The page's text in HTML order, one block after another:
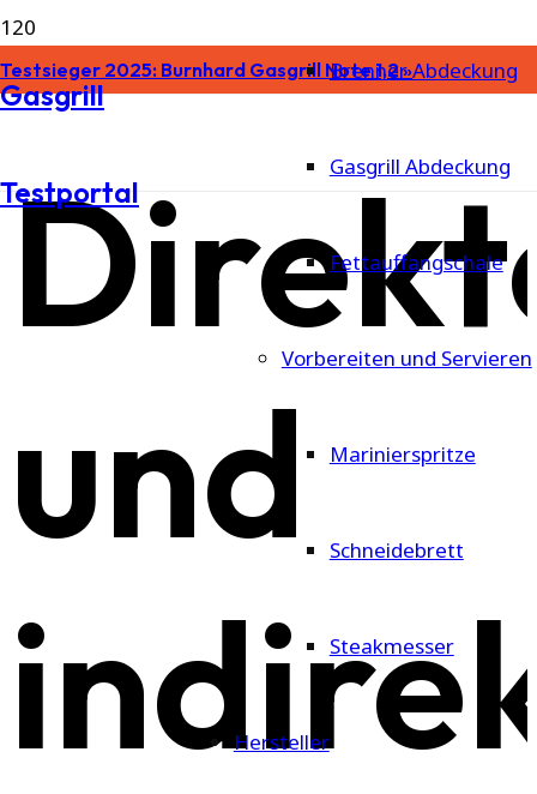
Testsieger 2025: Burnhard Gasgrill Note 1,2 »
Gasgrill
Testportal
Brenner Abdeckung
Gasgrill Abdeckung
Fettauffangschale
Vorbereiten und Servieren
Marinierspritze
Schneidebrett
Steakmesser
Hersteller
und